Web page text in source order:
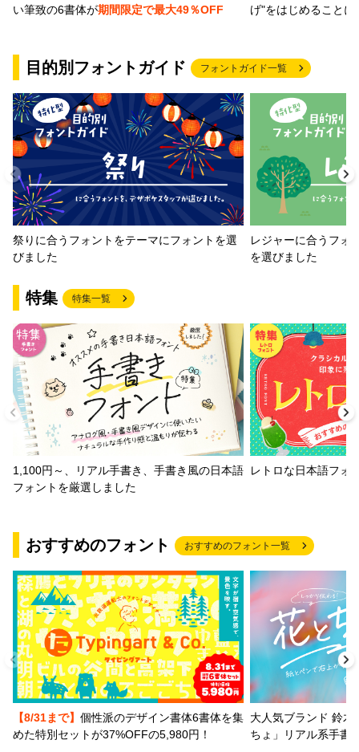
い筆致の6書体が期間限定で最大49％OFF げ"をはじめること
目的別フォントガイド フォントガイド一覧
祭りに合うフォントをテーマにフォントを選
びました
レジャーに合うフォ
を選びました
特集 特集一覧
1,100円～、リアル手書き、手書き風の日本語
フォントを厳選しました
レトロな日本語フォ
おすすめのフォント おすすめのフォント一覧
【8/31まで】 個性派のデザイン書体6書体を集
めた特別セットが37%OFFの5,980円！
大人気ブランド 鈴木
ちょ」リアル系手書